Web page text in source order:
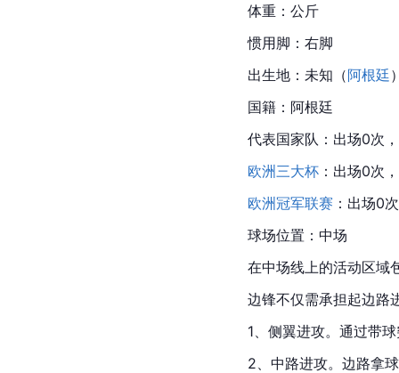
体重：公斤
惯用脚：右脚
出生地：未知（阿根廷
国籍：阿根廷
代表国家队：出场0次
欧洲三大杯 ：出场0次
欧洲冠军联赛 ：出场0
球场位置：中场
在中场线上的活动区域
边锋不仅需承担起边路
1、侧翼进攻。通过带
2、中路进攻。边路拿